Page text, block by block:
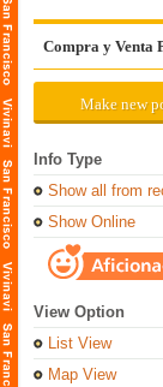
Compra y Venta
Make new
Info Type
Show all from
Show Online
View Option
List View
Map View